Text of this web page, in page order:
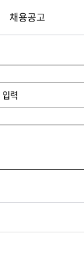
채용공고